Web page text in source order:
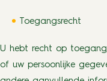
Toegangsrecht
U hebt recht op
of uw persoonlijke